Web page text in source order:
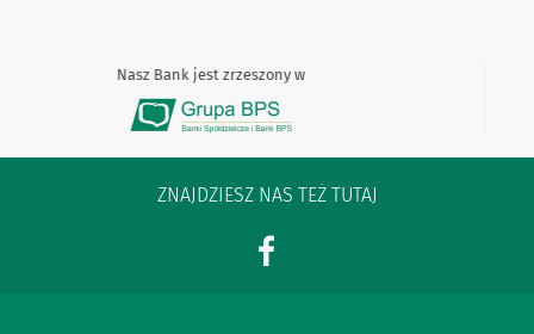
Nasz Bank jest zrzeszony w
ZNAJDZIESZ NAS TEŻ TUTAJ